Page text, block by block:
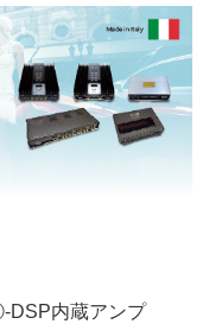
DSP内蔵アンプ